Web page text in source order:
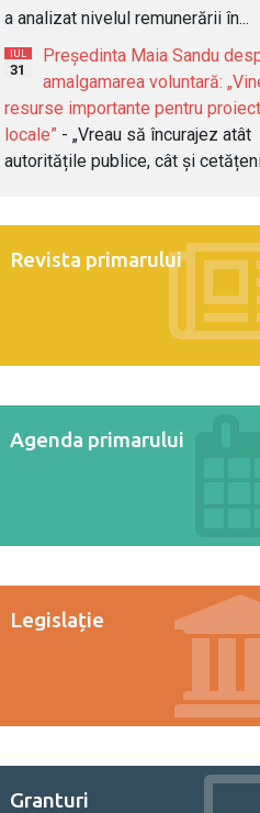
a analizat nivelul remunerării în...
IUL
31
Președinta Maia Sandu
amalgamarea voluntară:
resurse importante pentru
locale” - „Vreau să încurajez atât
autoritățile publice, cât și
Revista primarului
Agenda primarului
Legislație
Granturi